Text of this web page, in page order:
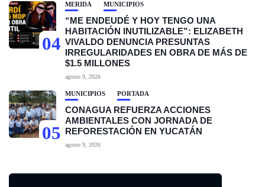
04
MÉRIDA MUNICIPIOS
“ME ENDEUDÉ Y HOY TENGO UNA
HABITACIÓN INUTILIZABLE”: ELIZABETH
VIVALDO DENUNCIA PRESUNTAS
IRREGULARIDADES EN OBRA DE MÁS DE
$1.5 MILLONES
agosto 9, 2026
05
MUNICIPIOS PORTADA
CONAGUA REFUERZA ACCIONES
AMBIENTALES CON JORNADA DE
REFORESTACIÓN EN YUCATÁN
agosto 9, 2026